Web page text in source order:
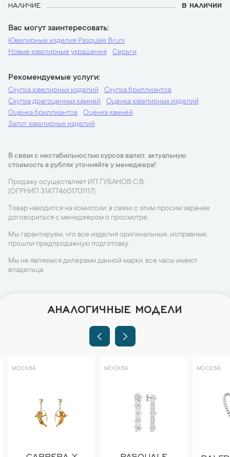
НАЛИЧИЕ
В НАЛИЧИИ
Вас могут заинтересовать
Ювелирные изделия Pasquale Bruni
Новые ювелирные украшения
Серьги
Рекомендуемые услуги
Скупка ювелирных изделий
Скупка бриллиантов
Скупка драгоценных камней
Оценка ювелирных изделий
Оценка бриллиантов
Оценка камней
Залог ювелирных изделий
В связи с нестабильностью курсов валют, актуальную
стоимость в рублях уточняйте у менеджера!
Продажу осуществляет ИП ГУБАНОВ С.В.
(ОГРНИП 314774601701117)
Товар находится на комиссии, в связи с этим просим заранее
договориться с менеджером о просмотре.
Мы гарантируем, что все изделия оригинальные, исправные,
прошли предпродажную подготовку.
Мы не являемся дилерами данной марки, все часы имеют
владельца.
АНАЛОГИЧНЫЕ МОДЕЛИ
МОСКВА МОСКВА МОСКВА